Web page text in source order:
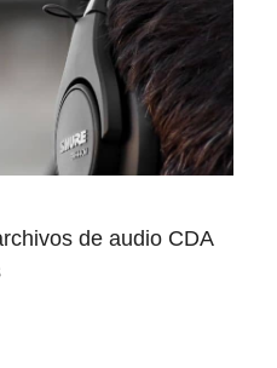
de audio CDA